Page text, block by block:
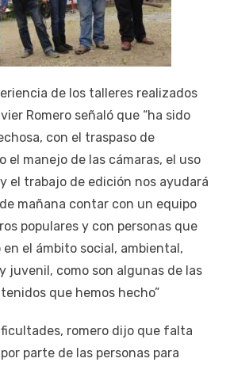
de los talleres realizados
Romero señaló que “ha sido
con el traspaso de
el manejo de las cámaras, el uso
el trabajo de edición nos ayudará
mañana contar con un equipo
populares y con personas que
el ámbito social, ambiental,
juvenil, como son algunas de las
que hemos hecho”
romero dijo que falta
parte de las personas para